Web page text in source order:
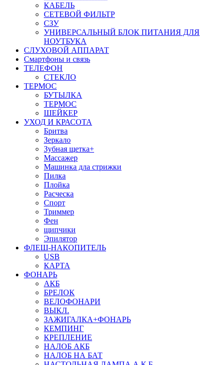
КАБЕЛЬ
СЕТЕВОЙ ФИЛЬТР
СЗУ
УНИВЕРСАЛЬНЫЙ БЛОК ПИТАНИЯ ДЛЯ
НОУТБУКА
СЛУХОВОЙ АППАРАТ
Смартфоны и связь
ТЕЛЕФОН
СТЕКЛО
ТЕРМОС
БУТЫЛКА
ТЕРМОС
ШЕЙКЕР
УХОД И КРАСОТА
Бритва
Зеркало
Зубная щетка+
Массажер
Машинка дла стрижки
Пилка
Плойка
Расческа
Спорт
Триммер
Фен
щипчики
Эпилятор
ФЛЕШ-НАКОПИТЕЛЬ
USB
КАРТА
ФОНАРЬ
АКБ
БРЕЛОК
ВЕЛОФОНАРИ
ВЫКЛ.
ЗАЖИГАЛКА+ФОНАРЬ
КЕМПИНГ
КРЕПЛЕНИЕ
НАЛОБ АКБ
НАЛОБ НА БАТ